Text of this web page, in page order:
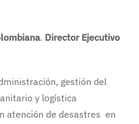
. Director Ejecutivo
gestión del
y logística
atención de desastres en